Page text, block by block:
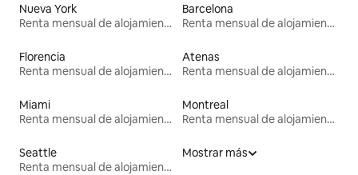
Nueva York
Renta mensual de alojamientos
Barcelona
Renta mensual de alojamientos
Florencia
Renta mensual de alojamientos
Atenas
Renta mensual de alojamientos
Miami
Renta mensual de alojamientos
Montreal
Renta mensual de alojamientos
Seattle
Renta mensual de alojamientos
Mostrar más